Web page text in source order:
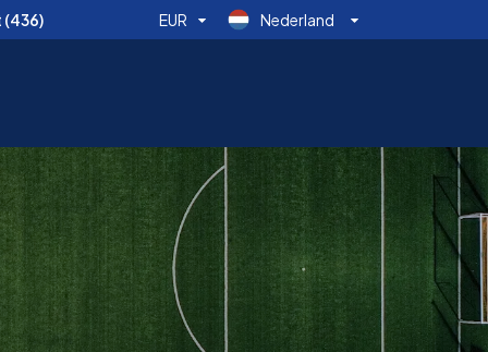
(436) EUR Nederland